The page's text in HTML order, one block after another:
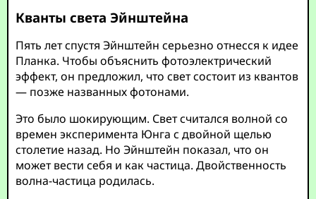
Кванты света Эйнштейна
Пять лет спустя Эйнштейн серьезно отнесся к идее
Планка. Чтобы объяснить фотоэлектрический
эффект, он предложил, что свет состоит из квантов
— позже названных фотонами.
Это было шокирующим. Свет считался волной со
времен эксперимента Юнга с двойной щелью
столетие назад. Но Эйнштейн показал, что он
может вести себя и как частица. Двойственность
волна-частица родилась.